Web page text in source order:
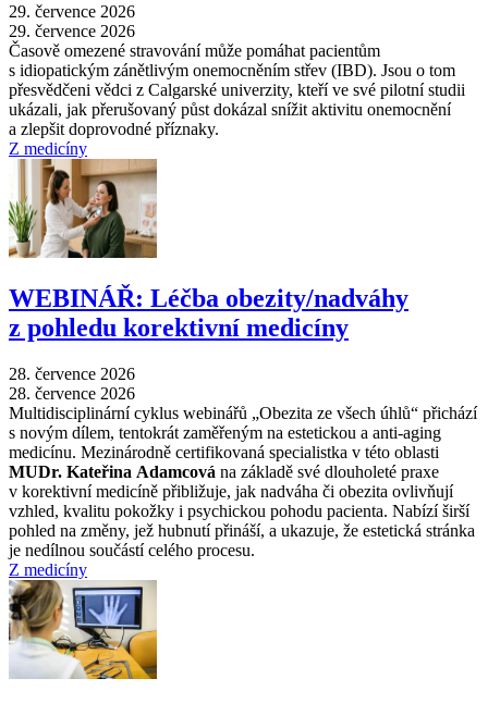
29. července 2026
29. července 2026
Časově omezené stravování může pomáhat pacientům
s idiopatickým zánětlivým onemocněním střev (IBD). Jsou o tom
přesvědčeni vědci z Calgarské univerzity, kteří ve své pilotní studii
ukázali, jak přerušovaný půst dokázal snížit aktivitu onemocnění
a zlepšit doprovodné příznaky.
Z medicíny
WEBINÁŘ: Léčba obezity/nadváhy
z pohledu korektivní medicíny
28. července 2026
28. července 2026
Multidisciplinární cyklus webinářů „Obezita ze všech úhlů“ přichází
s novým dílem, tentokrát zaměřeným na estetickou a anti-aging
medicínu. Mezinárodně certifikovaná specialistka v této oblasti
MUDr. Kateřina Adamcová na základě své dlouholeté praxe
v korektivní medicíně přibližuje, jak nadváha či obezita ovlivňují
vzhled, kvalitu pokožky i psychickou pohodu pacienta. Nabízí širší
pohled na změny, jež hubnutí přináší, a ukazuje, že estetická stránka
je nedílnou součástí celého procesu.
Z medicíny